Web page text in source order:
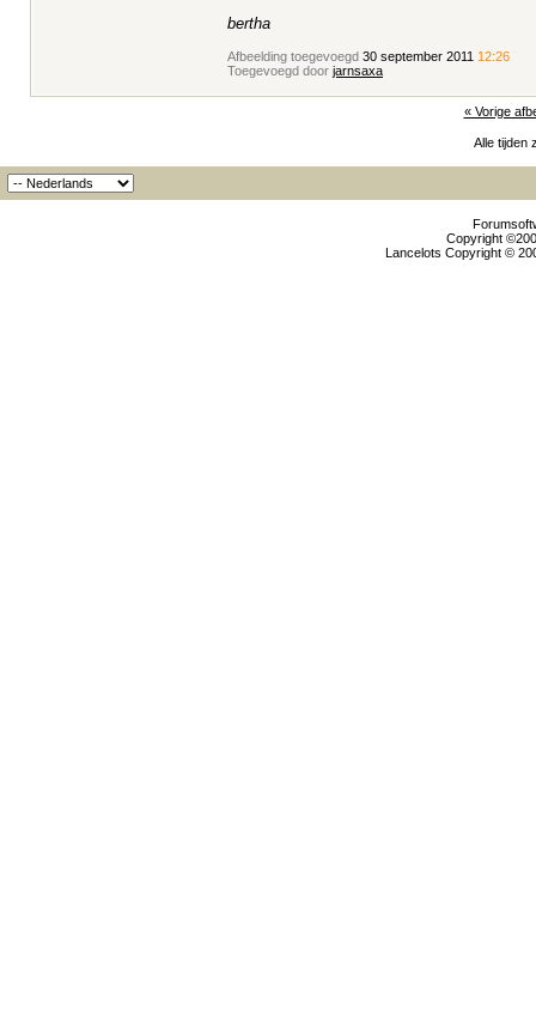
bertha
Afbeelding toegevoegd 30 september 2011 12:26
Toegevoegd door jarnsaxa
« Vorige
Alle tijden
Copyright
Lancelots Copyright ©